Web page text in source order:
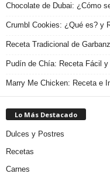
Chocolate de Dubai: ¿Cómo
Crumbl Cookies: ¿Qué es? y
Receta Tradicional de
Pudín de Chía: Receta Fácil
Marry Me Chicken: Receta e
Lo Más Destacado
Dulces y Postres
Recetas
Carnes